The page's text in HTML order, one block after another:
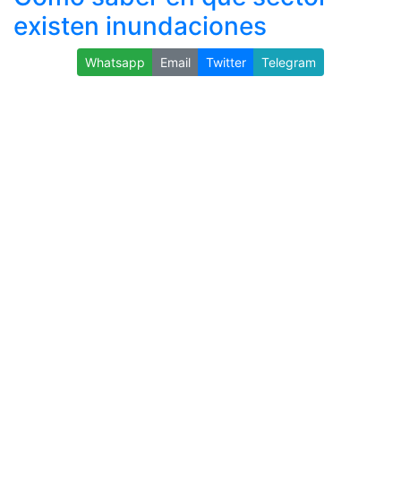
existen inundaciones
Whatsapp Email Twitter Telegram